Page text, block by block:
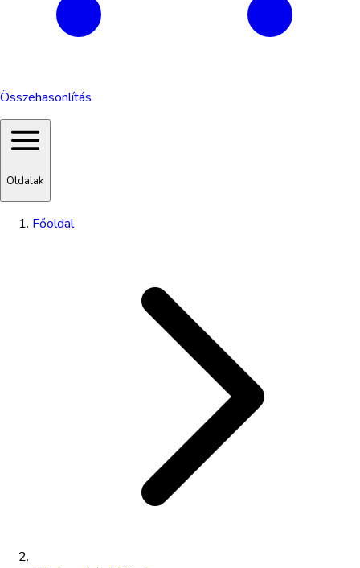
Összehasonlítás
Oldalak
Főoldal